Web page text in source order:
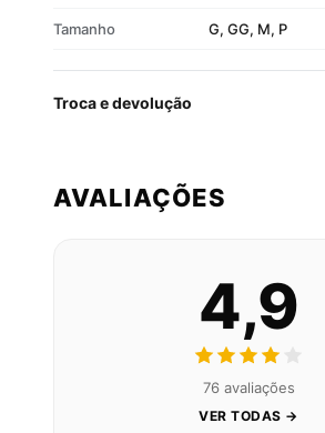
Tamanho G, GG, M, P
Troca e devolução
AVALIAÇÕES
4,9
76 avaliações
VER TODAS →